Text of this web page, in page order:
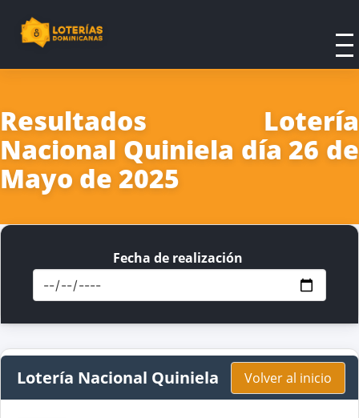
Resultados Lotería
Nacional Quiniela día 26 de
Mayo de 2025
Fecha de realización
Lotería Nacional Quiniela Volver al inicio